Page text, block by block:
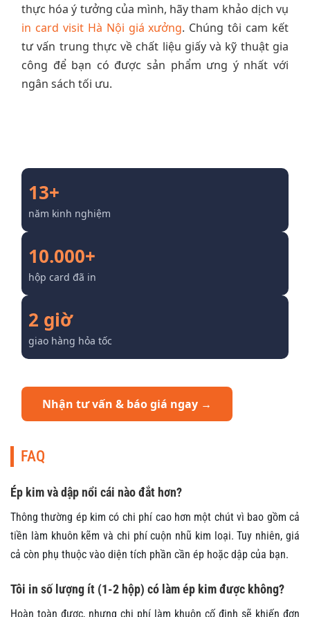
thực hóa ý tưởng của mình, hãy tham khảo dịch vụ
in card visit Hà Nội giá xưởng. Chúng tôi cam kết
tư vấn trung thực về chất liệu giấy và kỹ thuật gia
công để bạn có được sản phẩm ưng ý nhất với
ngân sách tối ưu.
13+
năm kinh nghiệm
10.000+
hộp card đã in
2 giờ
giao hàng hỏa tốc
Nhận tư vấn & báo giá ngay →
FAQ
Ép kim và dập nổi cái nào đắt hơn?
Thông thường ép kim có chi phí cao hơn một chút vì bao gồm cả
tiền làm khuôn kẽm và chi phí cuộn nhũ kim loại. Tuy nhiên, giá
cả còn phụ thuộc vào diện tích phần cần ép hoặc dập của bạn.
Tôi in số lượng ít (1-2 hộp) có làm ép kim được không?
Hoàn toàn được, nhưng chi phí làm khuôn cố định sẽ khiến đơn